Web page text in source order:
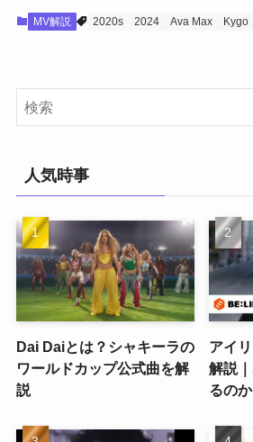
MV解説 2020s 2024 Ava Max Kygo
人気時事
Dai Daiとは？シャキーラの
ワールドカップ公式曲を解
説
アイ
解説
るのか